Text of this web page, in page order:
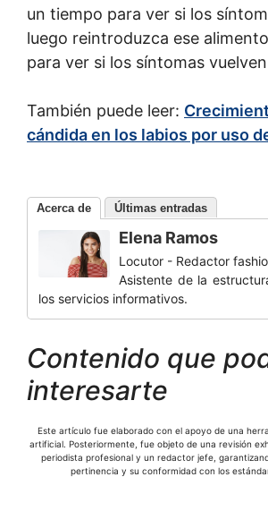
un tiempo para ver si los
luego reintroduzca ese
para ver si los síntomas
También puede leer:
cándida en los labios por uso
Acerca de Últimas entradas
Elena Ramos
Locutor - Redactor
Asistente de la
los servicios informativos.
Contenido que
interesarte
Este artículo fue elaborado con el apoyo de una
artificial. Posteriormente, fue objeto de una revisión
periodista profesional y un redactor jefe,
pertinencia y su conformidad con los